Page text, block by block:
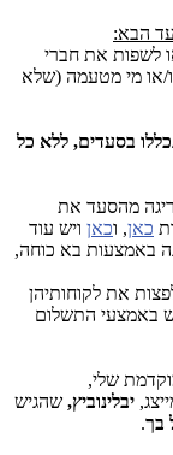
הבא:
לשפות את חברי
ו/או מי מטעמה (שלא
בסעדים, ללא כל
מהסעד את
כאן, וכאן ויש עוד
באמצעות בא כוחה,
את לקוחותיהן
באמצעי התשלום
שלי,
יבלינוביץ, שהגיש
בך.